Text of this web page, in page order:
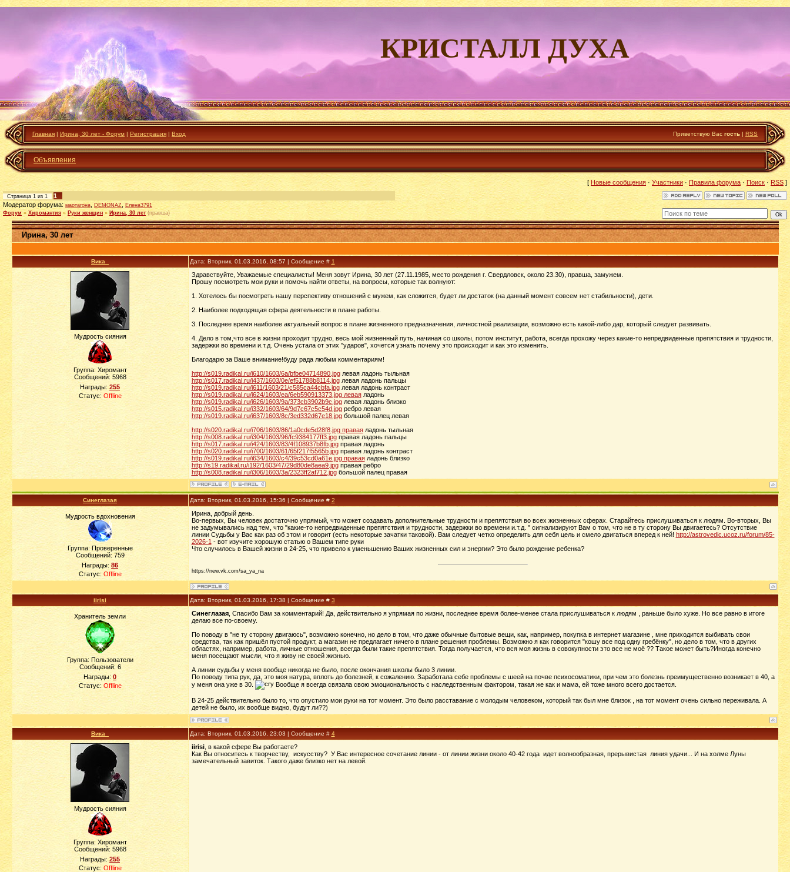
КРИСТАЛЛ ДУХА
Главная | Ирина, 30 лет - Форум | Регистрация | Вход Приветствую Вас гость | RSS
Объявления
[Новые сообщения · Участники·Правила форума·Поиск · RSS ]
Страница 1 из 1
1
Модератор форума:мартагона DEMONAZ
Елена3791
Форум » Хиромантия » Руки женщин » Ирина, 30 лет (правша)
Ирина, 30 лет
Вика_ Дата: Вторник, 01.03.2016, 08:57 | Сообщение # 1
Мудрость сияния
Группа: Хиромант
Сообщений: 5968
Награды:255
Статус: Offline
Здравствуйте, Уважаемые специалисты! Меня зовут Ирина, 30 лет (27.11.1985, место рождения г. Свердловск, около 23.30), правша, замужем.
Прошу посмотреть мои руки и помочь найти ответы, на вопросы, которые так волнуют:
1. Хотелось бы посмотреть нашу перспективу отношений с мужем, как сложится, будет ли достаток (на данный момент совсем нет стабильности), дети.
2. Наиболее подходящая сфера деятельности в плане работы.
3. Последнее время наиболее актуальный вопрос в плане жизненного предназначения, личностной реализации, возможно есть какой-либо дар, который следует развивать.
4. Дело в том,что все в жизни проходит трудно, весь мой жизненный путь, начиная со школы, потом институт, работа, всегда прохожу через какие-то непредвиденные препятствия и трудности,
задержки во времени и.т.д. Очень устала от этих "ударов", хочется узнать почему это происходит и как это изменить.
Благодарю за Ваше внимание!буду рада любым комментариям!
http://s019.radikal.ru/i610/1603/6a/bfbe04714890.jpgлевая ладонь тыльная
http://s017.radikal.ru/i437/1603/0e/ef51788b8114.jpgлевая ладонь пальцы
http://s019.radikal.ru/i611/1603/21/c585ca44cbfa.jpgлевая ладонь контраст
http://s019.radikal.ru/i624/1603/ea/6eb590913373.jpg леваяладонь
http://s019.radikal.ru/i626/1603/9a/373cb3902b9c.jpgлевая ладонь близко
http://s015.radikal.ru/i332/1603/64/9d7c67c5c54d.jpgребро левая
http://s019.radikal.ru/i637/1603/8c/3ed332d67e18.jpgбольшой палец левая
http://s020.radikal.ru/i706/1603/86/1a0cde5d28f8.jpg праваяладонь тыльная
http://s008.radikal.ru/i304/1603/96/fc9384177ff3.jpgправая ладонь пальцы
http://s017.radikal.ru/i424/1603/83/4f108937b8fb.jpgправая ладонь
http://s020.radikal.ru/i700/1603/61/65f217f5565b.jpgправая ладонь контраст
http://s019.radikal.ru/i634/1603/c4/39c53cd0a61e.jpg праваяладонь близко
http://s19.radikal.ru/i192/1603/47/29d80de8aea9.jpgправая ребро
http://s008.radikal.ru/i306/1603/3a/2323ff2af712.jpgбольшой палец правая
Синеглазая Дата: Вторник, 01.03.2016, 15:36 | Сообщение # 2
Мудрость вдохновения
Группа: Проверенные
Сообщений:759
Награды: 86
Статус: Offline
Ирина, добрый день.
Во-первых, Вы человек достаточно упрямый, что может создавать дополнительные трудности и препятствия во всех жизненных сферах. Старайтесь прислушиваться к людям. Во-вторых, Вы
не задумывались над тем, что "какие-то непредвиденные препятствия и трудности, задержки во времени и.т.д. " сигнализируют Вам о том, что не в ту сторону Вы двигаетесь? Отсутствие
линии Судьбы у Вас как раз об этом и говорит (есть некоторые зачатки таковой). Вам следует четко определить для себя цель и смело двигаться вперед к ней! http://astrovedic.ucoz.ru/forum/85-
2026-1 - вот изучите хорошую статью о Вашем типе руки
Что случилось в Вашей жизни в 24-25, что привело к уменьшению Ваших жизненных сил и энергии? Это было рождение ребенка?
https://new.vk.com/sa_ya_na
iirisi Дата: Вторник, 01.03.2016, 17:38 | Сообщение # 3
Хранитель земли
Группа: Пользователи
Сообщений: 6
Награды: 0
Статус: Offline
Синеглазая, Спасибо Вам за комментарий! Да, действительно я упрямая по жизни, последнее время более-менее стала прислушиваться к людям , раньше было хуже. Но все равно в итоге
делаю все по-своему.
По поводу в "не ту сторону двигаюсь", возможно конечно, но дело в том, что даже обычные бытовые вещи, как, например, покупка в интернет магазине , мне приходится выбивать свои
средства, так как пришёл пустой продукт, а магазин не предлагает ничего в плане решения проблемы. Возможно я как говорится "кошу все под одну гребёнку", но дело в том, что в других
областях, например, работа, личные отношения, всегда были такие препятствия. Тогда получается, что вся моя жизнь в совокупности это все не моё ?? Такое может быть?Иногда конечно
меня посещают мысли, что я живу не своей жизнью.
А линии судьбы у меня вообще никогда не было, после окончания школы было 3 линии.
По поводу типа рук, да, это моя натура, вплоть до болезней, к сожалению. Заработала себе проблемы с шеей на почве психосоматики, при чем это болезнь преимущественно возникает в 40, а
у меня она уже в 30.
Вообще я всегда связала свою эмоциональность с наследственным фактором, такая же как и мама, ей тоже много всего достается.
В 24-25 действительно было то, что опустило мои руки на тот момент. Это было расставание с молодым человеком, который так был мне близок , на тот момент очень сильно переживала. А
детей не было, их вообще видно, будут ли??)
Вика_ Дата: Вторник, 01.03.2016, 23:03 | Сообщение # 4
Мудрость сияния
Группа: Хиромант
Сообщений: 5968
Награды:255
Статус: Offline
iirisi, в какой сфере Вы работаете?
Как Вы относитесь к творчеству, искусству? У Вас интересное сочетание линии - от линии жизни около 40-42 года идет волнообразная, прерывистая линия удачи... И на холме Луны
замечательный завиток. Такого даже близко нет на левой.